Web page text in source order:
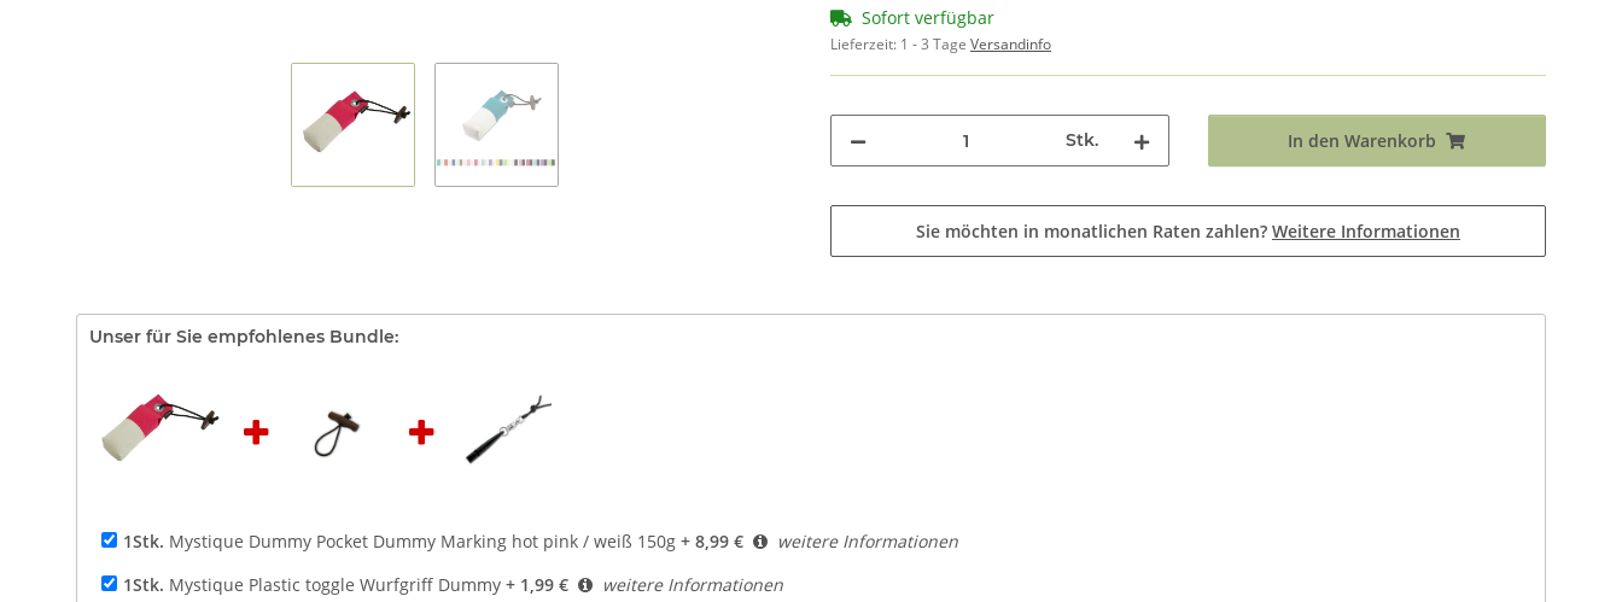
Sofort verfügbar
Lieferzeit: 1 - 3 Tage Versandinfo
Stk. In den Warenkorb
Sie möchten in monatlichen Raten zahlen? Weitere Informationen
Unser für Sie empfohlenes Bundle:
1Stk. Mystique Dummy Pocket Dummy Marking hot pink / weiß 150g + 8,99 €
weitere Informationen
1Stk. Mystique Plastic toggle Wurfgriff Dummy + 1,99 €
weitere Informationen